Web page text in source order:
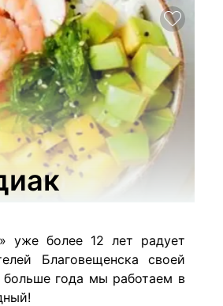
уже более 12 лет радует
Благовещенска своей
года мы работаем в